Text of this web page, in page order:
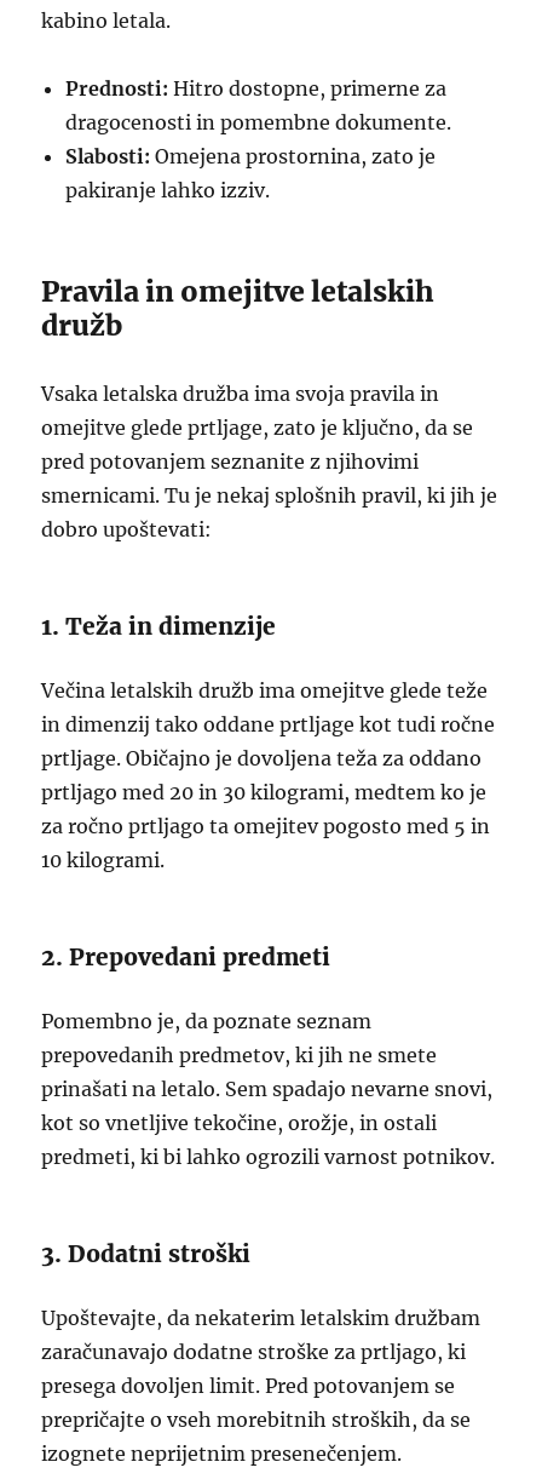
kabino letala.
Prednosti: Hitro dostopne, primerne za
dragocenosti in pomembne dokumente.
Slabosti: Omejena prostornina, zato je
pakiranje lahko izziv.
Pravila in omejitve letalskih
družb
Vsaka letalska družba ima svoja pravila in
omejitve glede prtljage, zato je ključno, da se
pred potovanjem seznanite z njihovimi
smernicami. Tu je nekaj splošnih pravil, ki jih je
dobro upoštevati:
1. Teža in dimenzije
Večina letalskih družb ima omejitve glede teže
in dimenzij tako oddane prtljage kot tudi ročne
prtljage. Običajno je dovoljena teža za oddano
prtljago med 20 in 30 kilogrami, medtem ko je
za ročno prtljago ta omejitev pogosto med 5 in
10 kilogrami.
2. Prepovedani predmeti
Pomembno je, da poznate seznam
prepovedanih predmetov, ki jih ne smete
prinašati na letalo. Sem spadajo nevarne snovi,
kot so vnetljive tekočine, orožje, in ostali
predmeti, ki bi lahko ogrozili varnost potnikov.
3. Dodatni stroški
Upoštevajte, da nekaterim letalskim družbam
zaračunavajo dodatne stroške za prtljago, ki
presega dovoljen limit. Pred potovanjem se
prepričajte o vseh morebitnih stroških, da se
izognete neprijetnim presenečenjem.